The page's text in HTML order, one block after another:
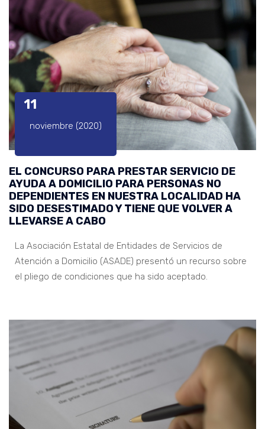
11
noviembre (2020)
EL CONCURSO PARA PRESTAR SERVICIO DE
AYUDA A DOMICILIO PARA PERSONAS NO
DEPENDIENTES EN NUESTRA LOCALIDAD HA
SIDO DESESTIMADO Y TIENE QUE VOLVER A
LLEVARSE A CABO
La Asociación Estatal de Entidades de Servicios de
Atención a Domicilio (ASADE) presentó un recurso sobre
el pliego de condiciones que ha sido aceptado.